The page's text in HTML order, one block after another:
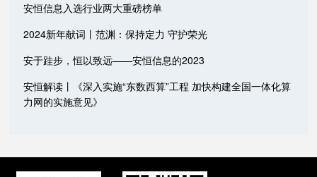
安恒信息入选行业两大重磅榜单
2024新年献词丨范渊：保持定力 守护荣光
安于跬步，恒以致远——安恒信息的2023
安恒解读丨《深入实施“东数西算”工程 加快构建全国一体化算
力网的实施意见》